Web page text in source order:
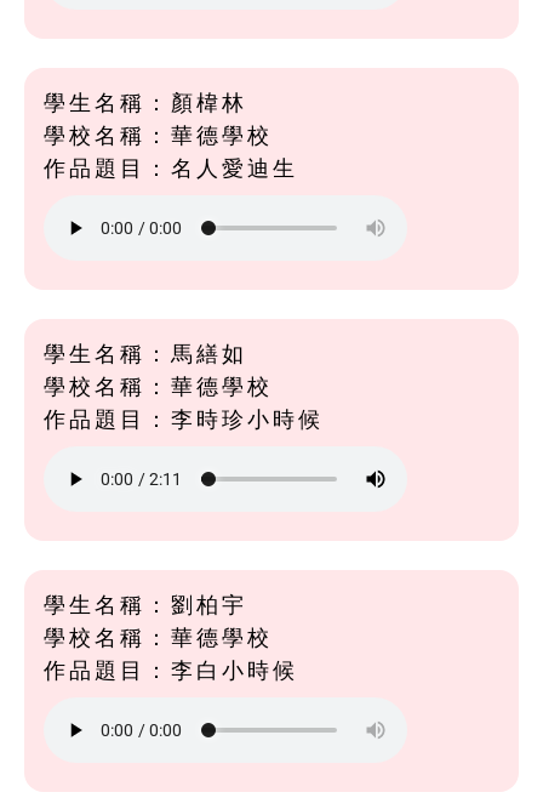
學生名稱：顏椲林
學校名稱：華德學校
作品題目：名人愛迪生
學生名稱：馬繕如
學校名稱：華德學校
作品題目：李時珍小時候
學生名稱：劉柏宇
學校名稱：華德學校
作品題目：李白小時候